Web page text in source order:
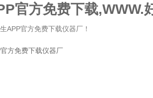
官方免费下载,WWW.
官方免费下载仪器厂！